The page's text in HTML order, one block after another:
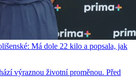
Má dole 22 kilo a popsala, jak
výraznou životní proměnou. Před